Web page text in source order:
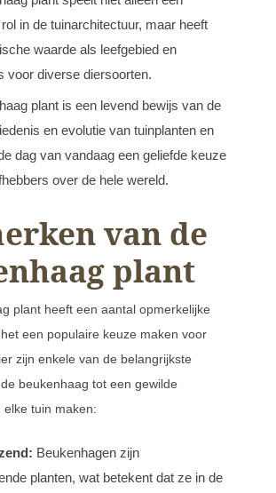
in de tuinarchitectuur, maar heeft
waarde als leefgebied en
voor diverse diersoorten.
plant is een levend bewijs van de
en evolutie van tuinplanten en
dag van vandaag een geliefde keuze
over de hele wereld.
van de
plant
plant heeft een aantal opmerkelijke
een populaire keuze maken voor
zijn enkele van de belangrijkste
beukenhaag tot een gewilde
tuin maken:
Beukenhagen zijn
planten, wat betekent dat ze in de